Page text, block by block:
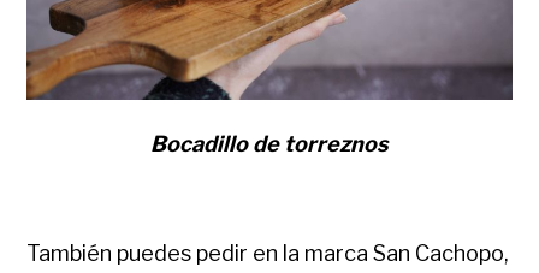
Bocadillo de torreznos
También puedes pedir en la marca San Cachopo,